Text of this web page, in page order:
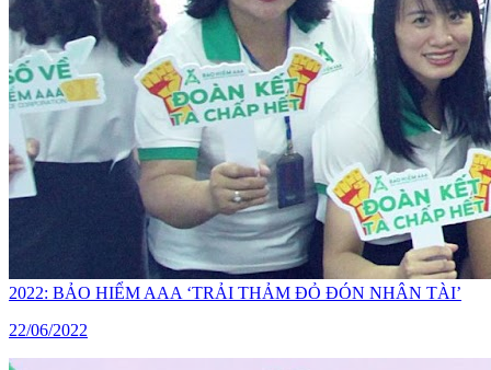
2022: BẢO HIỂM AAA ‘TRẢI THẢM ĐỎ ĐÓN NHÂN TÀI’
22/06/2022